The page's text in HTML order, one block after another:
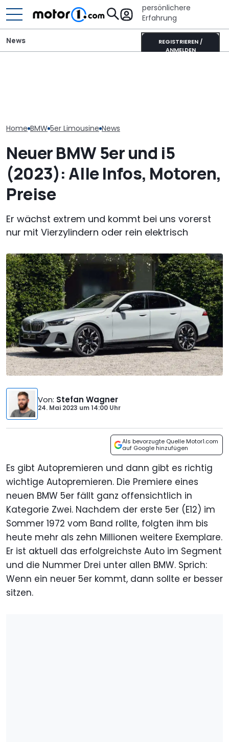
persönlichere
Erfahrung
REGISTRIEREN /
ANMELDEN
News
Home BMW 5er Limousine News
Neuer BMW 5er und i5
(2023): Alle Infos, Motoren,
Preise
Er wächst extrem und kommt bei uns vorerst
nur mit Vierzylindern oder rein elektrisch
Von: Stefan Wagner
24. Mai 2023 um14:00 Uhr
Als bevorzugte Quelle Motor1.com
auf Google hinzufügen
Es gibt Autopremieren und dann gibt es richtig
wichtige Autopremieren. Die Premiere eines
neuen BMW 5er fällt ganz offensichtlich in
Kategorie Zwei. Nachdem der erste 5er (E12) im
Sommer 1972 vom Band rollte, folgten ihm bis
heute mehr als zehn Millionen weitere Exemplare.
Er ist aktuell das erfolgreichste Auto im Segment
und die Nummer Drei unter allen BMW. Sprich:
Wenn ein neuer 5er kommt, dann sollte er besser
sitzen.